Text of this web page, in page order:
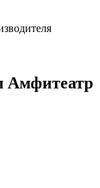
Амфитеатр